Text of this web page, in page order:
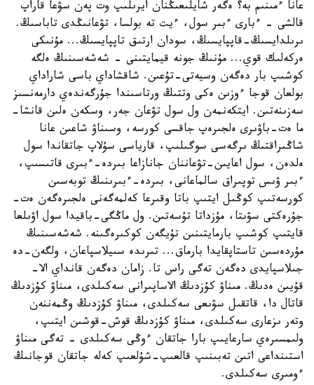
عانا ءمىنىم بە؟ ەگەر شايلىعىڭنان ايرىلىپ وت پەن سۋعا قاراپ
قالشى - ءبارى ءبىر سول، ءيت تە بولسا، تۋعانىڭدى تاباسىڭ.
ىرىلدايسىڭ-قاپپايسىڭ، سودان ارتىق تاپپايسىڭ... مۇنىكى
ەركەلىك قوي... مۇنىڭ جونە قيمايتىنى - شەشەسىنىڭ ەلگە
كوشىپ بار دەگەن وسيەتى-تۇعىن. شاقشاداي باسى شاراداي
بولعان قوجا ءوزىن ەكى وتتىڭ ورتاسىندا جۇرگەندەي دارمەنسىز
سەزىنەتىن. ايتكەنمەن ول سول تۋعان جەر، وسكەن ەلىن قانشا-
ما ەت-باۋىرى ەلجىرەپ جاقسى كورسە، وسىناۋ شاعىن عانا
شاڭىراقتىڭ ىرگەسى سوگىلىپ، قارياسى سۇلاپ جاتقاندا سول
ەلدەن، سول اعايىن-تۋعاننان جانازاعا بىردە-ءبىرى قاتىسىپ،
ءبىر ۋىس توپىراق سالماعانى، بىردە-ءبىرىنىڭ توبەسىن
كورسەتىپ كوڭىل ايتىپ باتا وقىرعا كەلمەگەنى ەلجىرەگەن ەت-
جۇرەكتى سۋىتا، مۇزداتا تۇسەتىن. ول ماڭگى-باقيدا سول اۋىلعا
قايتىپ كوشىپ بارمايتىنىن تۇيگەن كوكىرەگىنە. شەشەسىنىڭ
مۇردەسىن تاستاپقايدا بارماق... تىرىدە سىيلاسپاعان، ولگەن-دە
جىلاسپايدى دەگەن تەگى راس تا. زامان دەگەن قانداي الا-
قۇيىن ەدىڭ. مىناۋ كۇزدىڭ الاساپىرانى سەكىلدى، مىناۋ كۇزدىڭ
قاتال دا، قاتقىل سۋىعى سەكىلدى، مىناۋ كۇزدىڭ وڭمەننەن
وتەر ىزعارى سەكىلدى، مىناۋ كۇزدىڭ قوش-قوشىن ايتىپ،
ولىمسىرەي سارعايىپ بارا جاتقان ءوڭى سەكىلدى - تەگى مىناۋ
استىنداعى اتىن تەبىنىپ قالعىپ-شۇلعىپ كەلە جاتقان قوجانىڭ
ءومىرى سەكىلدى.